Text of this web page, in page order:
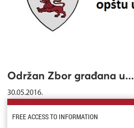
Održan Zbor građana u...
30.05.2016.
FREE ACCESS TO INFORMATION